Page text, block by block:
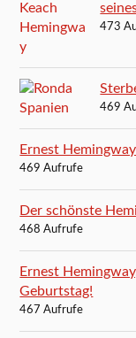
473
469
Ernest
469 Aufrufe
Der schönste
468 Aufrufe
Ernest
Geburtstag!
467 Aufrufe